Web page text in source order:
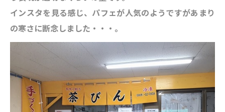
インスタを見る感じ、パフェが人気のようですがあまり
の寒さに断念しました・・・。